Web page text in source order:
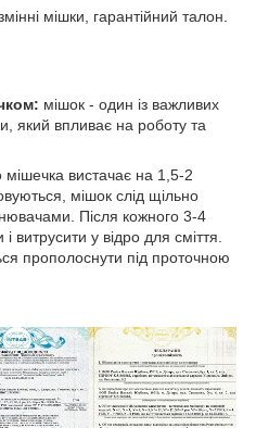
мішки, гарантійний талон.
мішок - один із важливих
який впливає на роботу та
мішечка вистачає на 1,5-2
мішок слід щільно
Після кожного 3-4
витрусити у відро для сміття.
прополоснути під проточною